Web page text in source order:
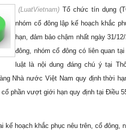
(LuatVietnam)Tổ chức tín dụng
nhóm cổ đông lập kế hoạch khắc
hạn, đảm bảo chậm nhất ngày 31/
đông, nhóm cổ đông có liên quan
luật là nội dung đáng chú ý tại
Nhà nước Việt Nam quy định thời
phần vượt giới hạn quy định tại Điều
kế hoạch khắc phục nêu trên, cổ đông,